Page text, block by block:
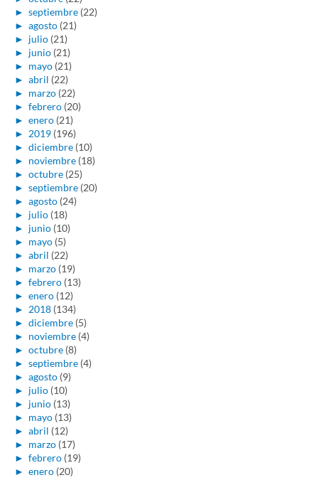
► septiembre (22)
► agosto (21)
► julio (21)
► junio (21)
► mayo (21)
► abril (22)
► marzo (22)
► febrero (20)
► enero (21)
► 2019 (196)
► diciembre (10)
► noviembre (18)
► octubre (25)
► septiembre (20)
► agosto (24)
► julio (18)
► junio (10)
► mayo (5)
► abril (22)
► marzo (19)
► febrero (13)
► enero (12)
► 2018 (134)
► diciembre (5)
► noviembre (4)
► octubre (8)
► septiembre (4)
► agosto (9)
► julio (10)
► junio (13)
► mayo (13)
► abril (12)
► marzo (17)
► febrero (19)
► enero (20)